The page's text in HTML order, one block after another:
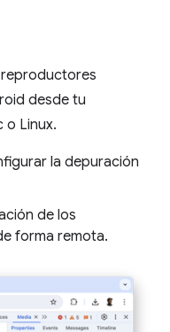
reproductores
desde tu
o Linux.
la depuración
de los
forma remota.